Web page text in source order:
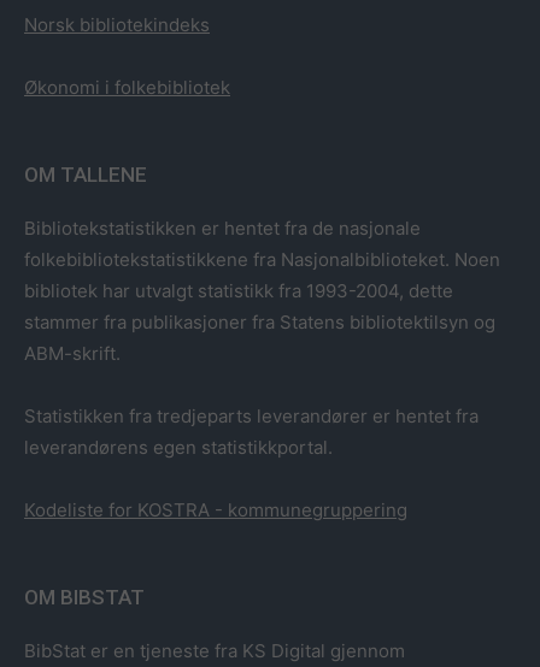
Norsk bibliotekindeks
Økonomi i folkebibliotek
OM TALLENE
Bibliotekstatistikken er hentet fra de nasjonale
folkebibliotekstatistikkene fra Nasjonalbiblioteket. Noen
bibliotek har utvalgt statistikk fra 1993-2004, dette
stammer fra publikasjoner fra Statens bibliotektilsyn og
ABM-skrift.
Statistikken fra tredjeparts leverandører er hentet fra
leverandørens egen statistikkportal.
Kodeliste for KOSTRA - kommunegruppering
OM BIBSTAT
BibStat er en tjeneste fra KS Digital gjennom